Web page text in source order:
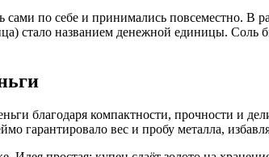
по себе и принимались повсеместно. В
стало названием денежной единицы. Соль
благодаря компактности, прочности и
гарантировало вес и пробу металла,